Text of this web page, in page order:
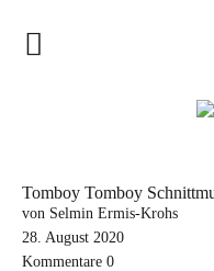
Tomboy Tomboy
von Selmin Ermis-Krohs
28. August 2020
Kommentare 0